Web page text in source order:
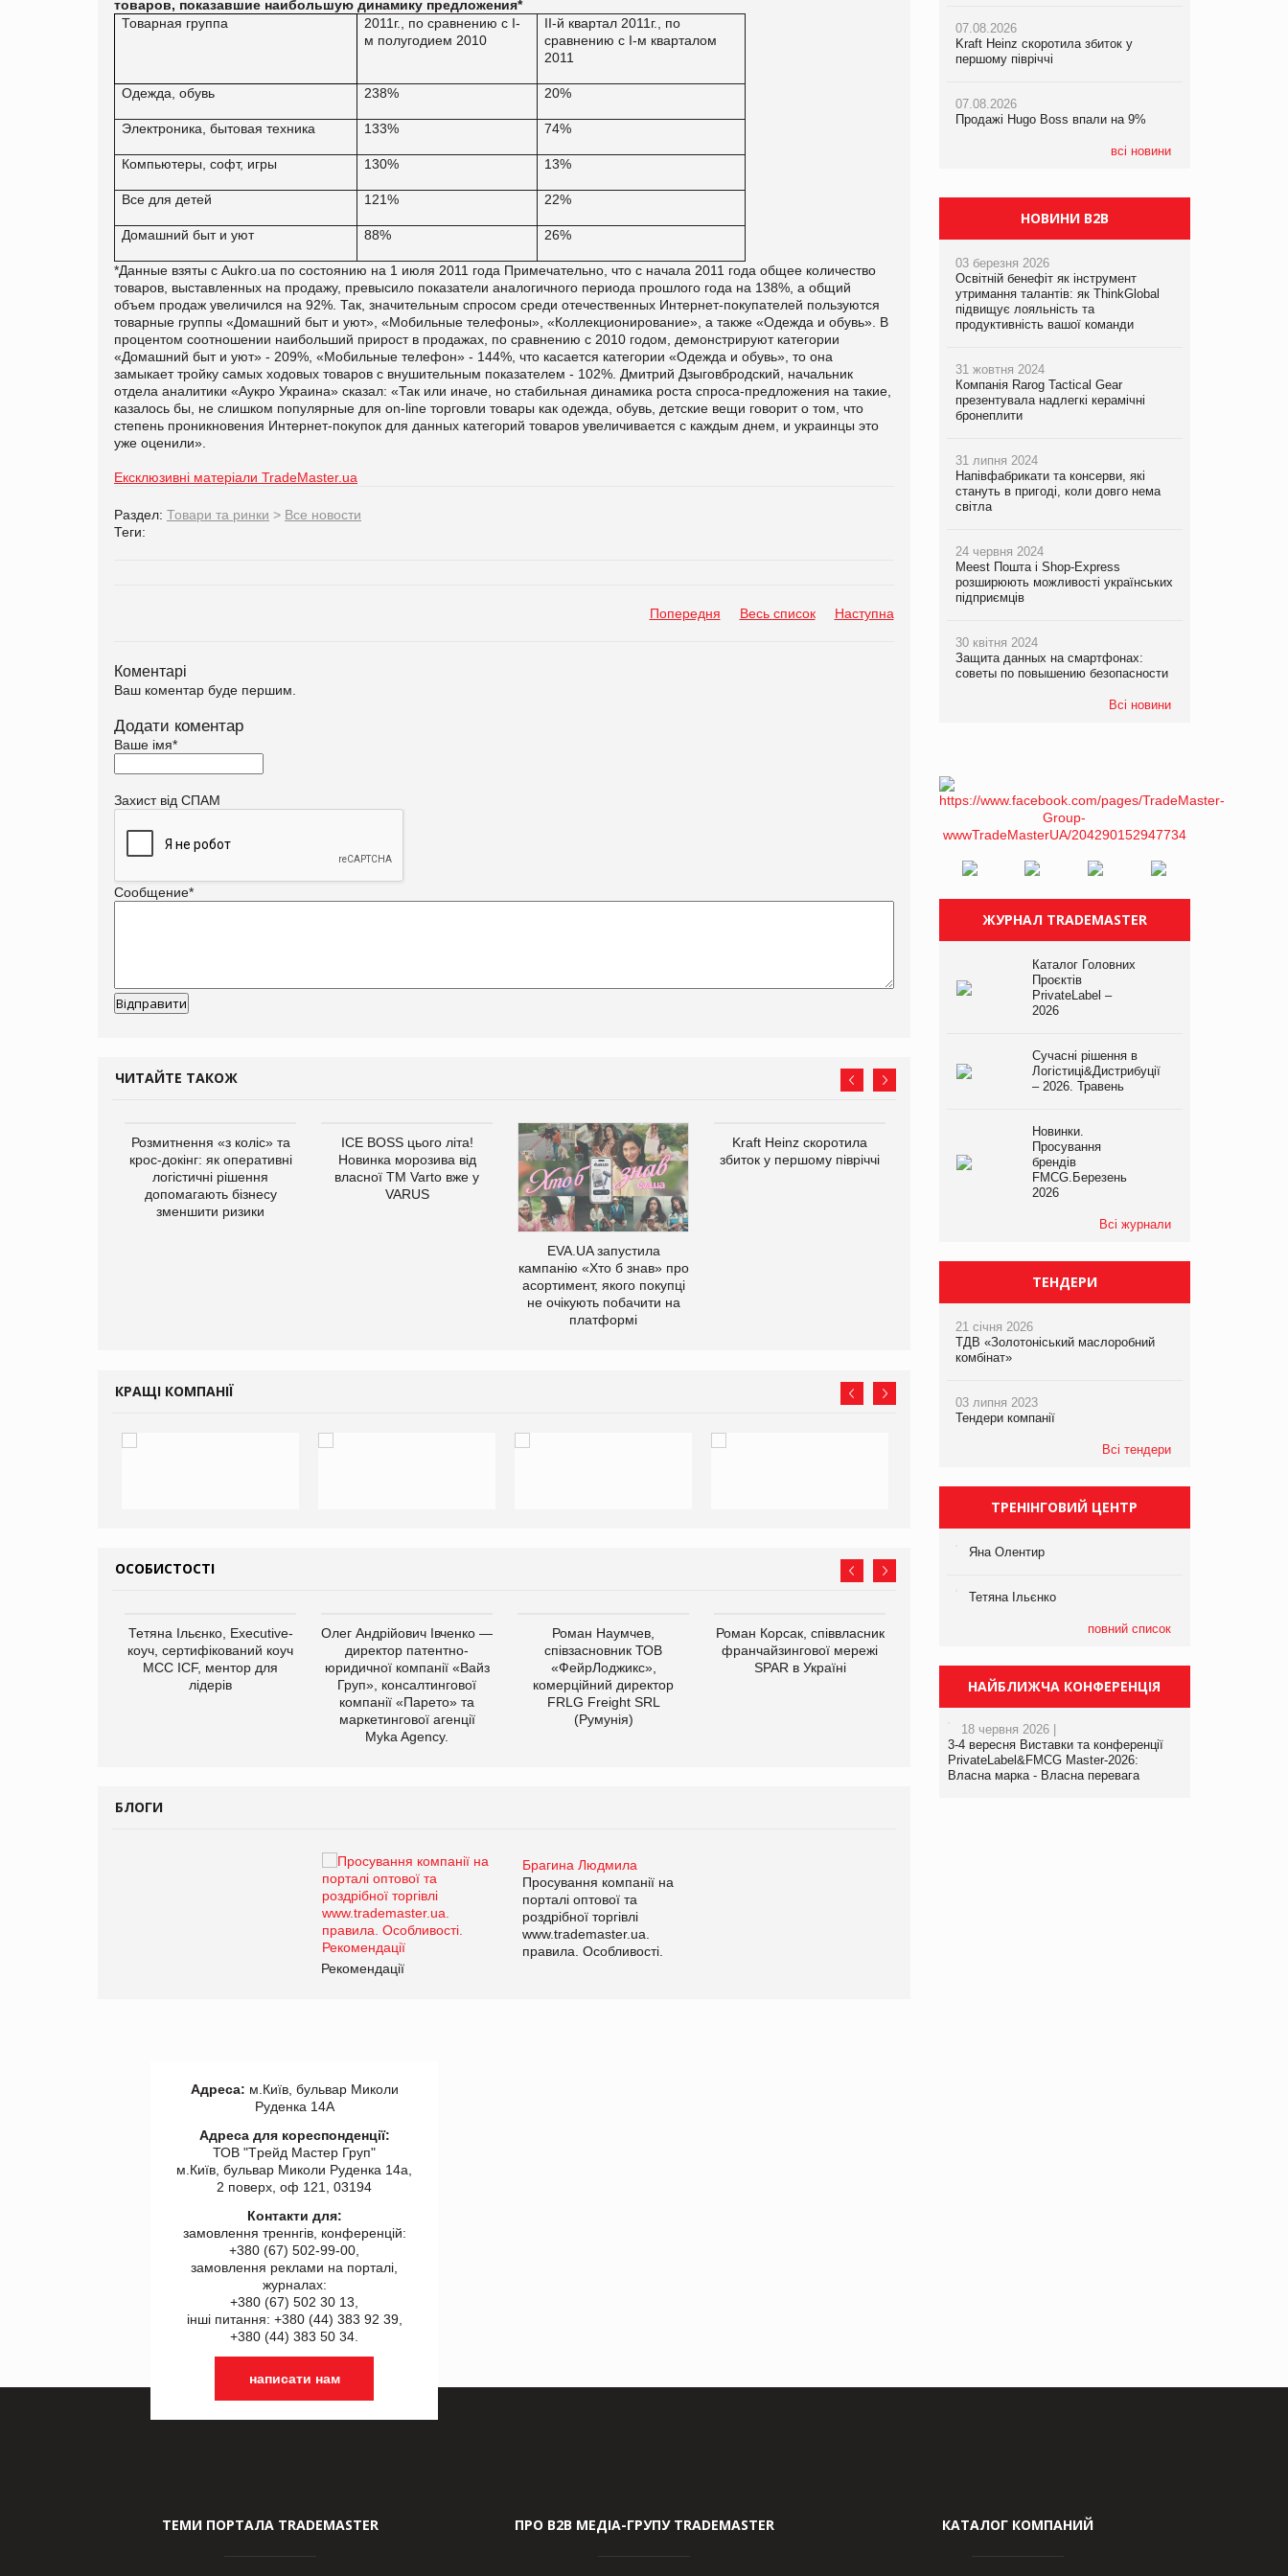
товаров, показавшие наибольшую динамику предложения*
Товарная группа
2011г., по сравнению с І-
м полугодием 2010
II-й квартал 2011г., по
сравнению с I-м кварталом
2011
Одежда, обувь 238% 20%
Электроника, бытовая техника 133% 74%
Компьютеры, софт, игры 130% 13%
Все для детей 121% 22%
Домашний быт и уют 88% 26%
*Данные взяты с Aukro ua по состоянию на 1 июля 2011 года Примечательно, что с начала 2011 года общее количество
товаров, выставленных на продажу, превысило показатели аналогичного периода прошлого года на 138%, а общий
объем продаж увеличился на 92%. Так, значительным спросом среди отечественных Интернет-покупателей пользуются
товарные группы «Домашний быт и уют», «Мобильные телефоны», «Коллекционирование», а также «Одежда и обувь». В
процентом соотношении наибольший прирост в продажах, по сравнению с 2010 годом, демонстрируют категории
«Домашний быт и уют» - 209%, «Мобильные телефон» - 144%, что касается категории «Одежда и обувь», то она
замыкает тройку самых ходовых товаров с внушительным показателем - 102%. Дмитрий Дзыговбродский, начальник
отдела аналитики «Аукро Украина» сказал: «Так или иначе, но стабильная динамика роста спроса-предложения на такие,
казалось бы, не слишком популярные для on-line торговли товары как одежда, обувь, детские вещи говорит о том, что
степень проникновения Интернет-покупок для данных категорий товаров увеличивается с каждым днем, и украинцы это
уже оценили».
Ексклюзивні матеріали TradeMaster.ua
Раздел: Товари та ринки > Все новости
Теги:
Попередня Весь список Наступна
Коментарі
Ваш коментар буде першим.
Додати коментар
Ваше імя*
Захист від СПАМ
Сообщение*
ЧИТАЙТЕ ТАКОЖ
Розмитнення «з коліс» та
крос-докінг: як оперативні
логістичні рішення
допомагають бізнесу
зменшити ризики
ICE BOSS цього літа!
Новинка морозива від
власної ТМ Varto вже у
VARUS
EVA.UA запустила
кампанію «Хто б знав» про
асортимент, якого покупці
не очікують побачити на
платформі
Kraft Heinz скоротила
збиток у першому півріччі
Продажі Hugo Boss впали
КРАЩІ КОМПАНІЇ
ОСОБИСТОСТІ
Тетяна Ільєнко, Executive-
коуч, сертифікований коуч
МСС ICF, ментор для
лідерів
Олег Андрійович Івченко —
директор патентно-
юридичної компанії «Вайз
Груп», консалтингової
компанії «Парето» та
маркетингової агенції
Myka Agency.
Роман Наумчев,
співзасновник ТОВ
«ФейрЛоджикс»,
комерційний директор
FRLG Freight SRL
(Румунія)
Роман Корсак, співвласник
франчайзингової мережі
SPAR в Україні
департаменту з
виробництва
Яна Сараніна, директор
БЛОГИ
Брагина Людмила
Просування компанії на
порталі оптової та
роздрібної торгівлі
www.trademaster.ua.
правила. Особливості.
Рекомендації
07.08.2026
Kraft Heinz скоротила збиток у
першому півріччі
07.08.2026
Продажі Hugo Boss впали на 9%
всі новини
07.08.2026
Kraft Heinz скоротила збиток у
першому півріччі
07.08.2026
Продажі Hugo Boss впали на 9%
06.08.2026
Аргентина повертається з
НОВИНИ B2B
03 березня 2026
Освітній бенефіт як інструмент
утримання талантів: як ThinkGlobal
підвищує лояльність та
продуктивність вашої команди
31 жовтня 2024
Компанія Rarog Tactical Gear
презентувала надлегкі керамічні
бронеплити
31 липня 2024
Напівфабрикати та консерви, які
стануть в пригоді, коли довго нема
світла
24 червня 2024
Meest Пошта і Shop-Express
розширюють можливості українських
підприємців
30 квітня 2024
Защита данных на смартфонах:
советы по повышению безопасности
Всі новини
ЖУРНАЛ TRADEMASTER
Каталог Головних
Проєктів
PrivateLabel –
2026
Сучасні рішення в
Логістиці&Дистрибуції
– 2026. Травень
Новинки.
Просування
брендів
FMCG.Березень
2026
Всі журнали
ТЕНДЕРИ
21 січня 2026
ТДВ «Золотоніський маслоробний
комбінат»
03 липня 2023
Тендери компанії
Всі тендери
ТРЕНІНГОВИЙ ЦЕНТР
Яна Олентир
Тетяна Ільєнко
повний список
НАЙБЛИЖЧА КОНФЕРЕНЦІЯ
18 червня 2026 |
3-4 вересня Виставки та конференції
PrivateLabel&FMCG Master-2026:
Власна марка - Власна перевага
Адреса: м.Київ, бульвар Миколи
Руденка 14А
Адреса для кореспонденції:
ТОВ "Tрейд Мастер Груп"
м.Київ, бульвар Миколи Руденка 14а,
2 поверх, оф 121, 03194
Контакти для:
замовлення треннгів, конференцій:
+380 (67) 502-99-00,
замовлення реклами на порталі,
журналах:
+380 (67) 502 30 13,
інші питання: +380 (44) 383 92 39,
+380 (44) 383 50 34.
написати нам
ТЕМИ ПОРТАЛА TRADEMASTER ПРО В2В МЕДІА-ГРУПУ TRADEMASTER КАТАЛОГ КОМПАНИЙ